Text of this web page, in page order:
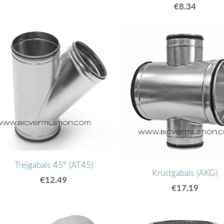
€8.34
Trejgabals 45° (AT45)
€12.49
Krustgabals (AKG)
€17.19